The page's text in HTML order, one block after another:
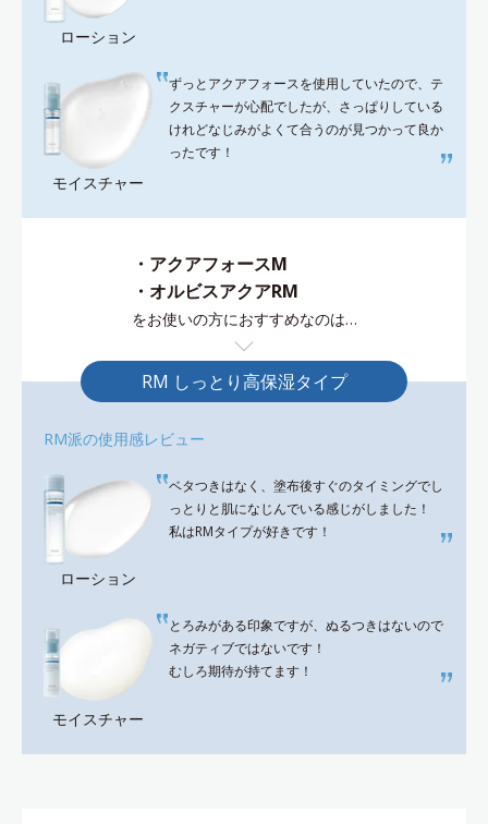
ローション
モイスチャー
ずっとアクアフォースを使用していたので、テ
クスチャーが心配でしたが、さっぱりしている
けれどなじみがよくて合うのが見つかって良か
ったです！
・アクアフォースM
・オルビスアクアRM
をお使いの方におすすめなのは…
RM しっとり高保湿タイプ
RM派の使用感レビュー
ローション
ベタつきはなく、塗布後すぐのタイミングでし
っとりと肌になじんでいる感じがしました！
私はRMタイプが好きです！
モイスチャー
とろみがある印象ですが、ぬるつきはないので
ネガティブではないです！
むしろ期待が持てます！